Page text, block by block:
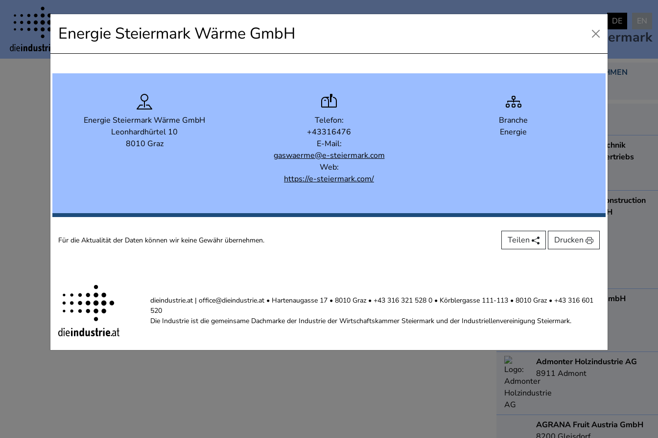
Industrielandkarte Steiermark
DE EN
Steiermark
DARGESTELLTE UNTERNEHMEN
ACCDUR Fenstertechnik
Produktions- und Vertriebs
ace Apparatebau construction
& engineering GmbH
ADA Möbelfabrik GmbH
Admonter Holzindustrie AG
8911 Admont
AGRANA Fruit Austria GmbH
Energie Steiermark Wärme GmbH
Energie Steiermark Wärme GmbH
Leonhardhürtel 10
8010 Graz
Telefon:
+43316476
E-Mail:
gaswaerme@e-steiermark.com
Web:
https://e-steiermark.com/
Branche
Energie
Für die Aktualität der Daten können wir keine Gewähr übernehmen. Teilen Drucken
dieindustrie.at | office@dieindustrie.at • Hartenaugasse 17 • 8010 Graz • +43 316 321 528 0 • Körblergasse 111-113 • 8010 Graz • +43 316 601
520
Die Industrie ist die gemeinsame Dachmarke der Industrie der Wirtschaftskammer Steiermark und der Industriellenvereinigung Steiermark.